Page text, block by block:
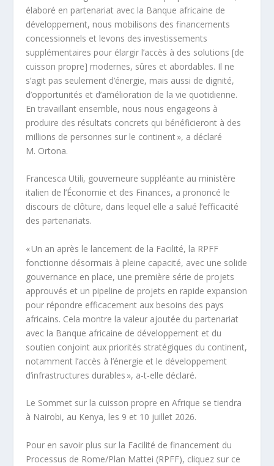
élaboré en partenariat avec la Banque africaine de
développement, nous mobilisons des financements
concessionnels et levons des investissements
supplémentaires pour élargir l’accès à des solutions [de
cuisson propre] modernes, sûres et abordables. Il ne
s’agit pas seulement d’énergie, mais aussi de dignité,
d’opportunités et d’amélioration de la vie quotidienne.
En travaillant ensemble, nous nous engageons à
produire des résultats concrets qui bénéficieront à des
millions de personnes sur le continent », a déclaré
M. Ortona.
Francesca Utili, gouverneure suppléante au ministère
italien de l’Économie et des Finances, a prononcé le
discours de clôture, dans lequel elle a salué l’efficacité
des partenariats.
« Un an après le lancement de la Facilité, la RPFF
fonctionne désormais à pleine capacité, avec une solide
gouvernance en place, une première série de projets
approuvés et un pipeline de projets en rapide expansion
pour répondre efficacement aux besoins des pays
africains. Cela montre la valeur ajoutée du partenariat
avec la Banque africaine de développement et du
soutien conjoint aux priorités stratégiques du continent,
notamment l’accès à l’énergie et le développement
d’infrastructures durables », a-t-elle déclaré.
Le Sommet sur la cuisson propre en Afrique se tiendra
à Nairobi, au Kenya, les 9 et 10 juillet 2026.
Pour en savoir plus sur la Facilité de financement du
Processus de Rome/Plan Mattei (RPFF), cliquez sur ce